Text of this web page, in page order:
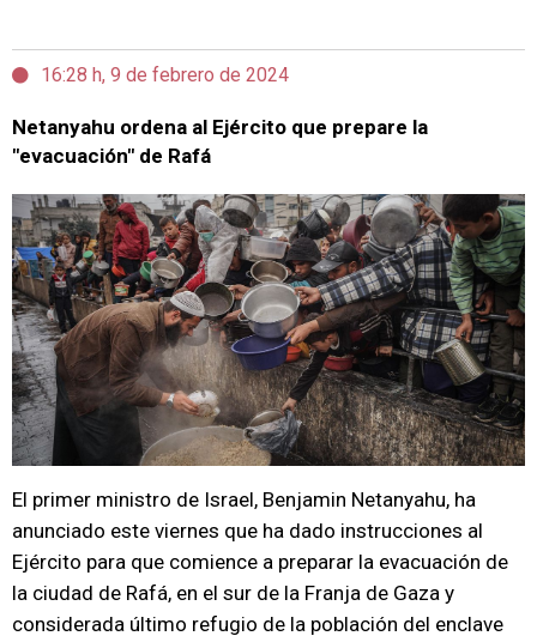
16:28 h, 9 de febrero de 2024
Netanyahu ordena al Ejército que prepare la
"evacuación" de Rafá
El primer ministro de Israel, Benjamin Netanyahu, ha
anunciado este viernes que ha dado instrucciones al
Ejército para que comience a preparar la evacuación de
la ciudad de Rafá, en el sur de la Franja de Gaza y
considerada último refugio de la población del enclave